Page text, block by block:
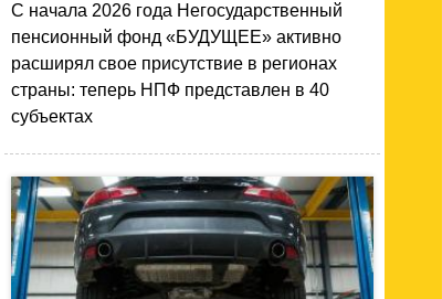
С начала 2026 года Негосударственный
пенсионный фонд «БУДУЩЕЕ» активно
расширял свое присутствие в регионах
страны: теперь НПФ представлен в 40
субъектах